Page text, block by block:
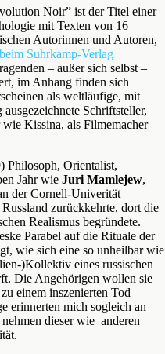
Noir” ist der Titel einer
mit Texten von 16
Autorinnen und Autoren,
beim Suhrkamp-Verlag
– außer sich selbst –
im Anhang finden sich
als weltläufige, mit
Schriftsteller,
Kissina, als Filmemacher
Philosoph, Orientalist,
Jahr wie Juri Mamlejew,
der Cornell-Univerität
zurückkehrte, dort die
Realismus begründete.
Parabel auf die Rituale der
wie sich eine so unheilbar wie
)Kollektiv eines russischen
Die Angehörigen wollen sie
einem inszenierten Tod
erinnerten mich sogleich an
dieser wie anderen